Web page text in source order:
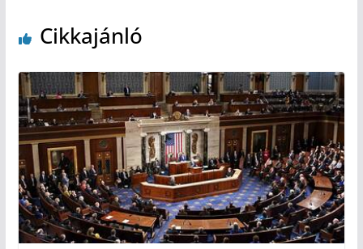
Cikkajánló